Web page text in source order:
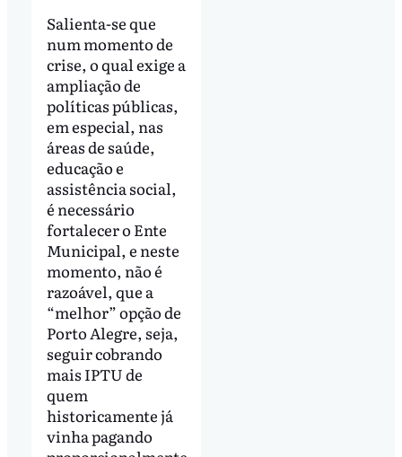
Salienta-se que
num momento de
crise, o qual exige a
ampliação de
políticas públicas,
em especial, nas
áreas de saúde,
educação e
assistência social,
é necessário
fortalecer o Ente
Municipal, e neste
momento, não é
razoável, que a
“melhor” opção de
Porto Alegre, seja,
seguir cobrando
mais IPTU de
quem
historicamente já
vinha pagando